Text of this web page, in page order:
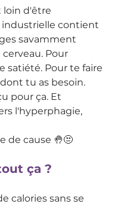
loin d'être
industrielle contient
savamment
Pour
satiété. Pour te faire
tu as besoin.
pour ça. Et
l'hyperphagie,
de cause 🤚😒
ça ?
calories sans se